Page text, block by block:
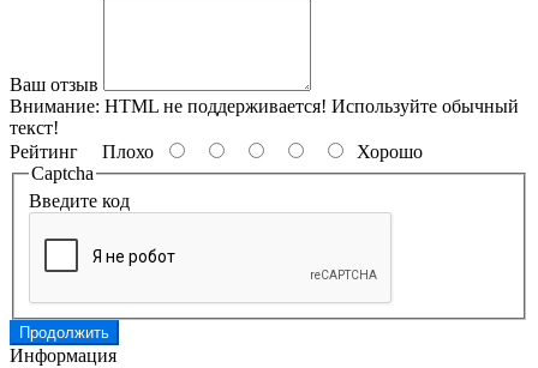
Ваш отзыв
Внимание: HTML не поддерживается! Используйте обычный
текст!
Рейтинг Плохо
Хорошо
Captcha
Введите код
Продолжить
Информация